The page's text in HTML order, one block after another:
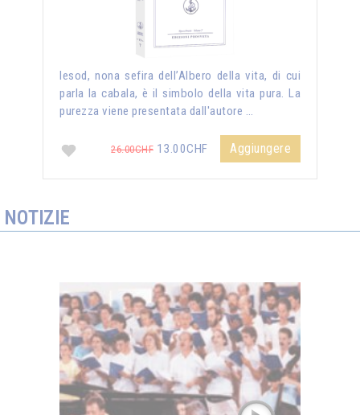
Iesod, nona sefira dell’Albero della vita, di cui
parla la cabala, è il simbolo della vita pura. La
purezza viene presentata dall'autore …
26.00CHF 13.00CHF Aggiungere
NOTIZIE